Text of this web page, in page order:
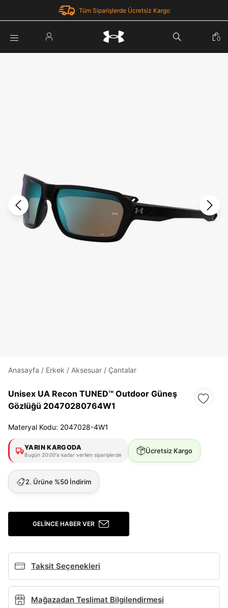
Tüm Siparişlerde Ücretsiz Kargo
Under Armour'da yeni misiniz?Kayıt Ol
Üye Olmadan Devam Et
0
Anasayfa / Erkek / Aksesuar / Çantalar
Unisex UA Recon TUNED™ Outdoor Güneş
Gözlüğü 20470280764W1
Materyal Kodu: 2047028-4W1
YARIN KARGODA
Bugün 20:00'a kadar verilen siparişlerde Ücretsiz Kargo
2. Ürüne %50 İndirim
GELINCE HABER VER
Taksit Seçenekleri
Mağazadan Teslimat Bilgilendirmesi
Parola Yenileme
Şifre
göster
Beni Hatırla
Soyad*